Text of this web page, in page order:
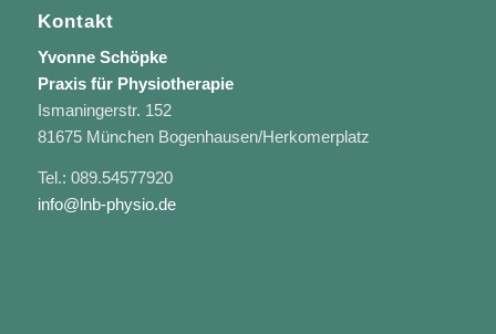
Kontakt
Yvonne Schöpke
Praxis für Physiotherapie
Ismaningerstr. 152
81675 München Bogenhausen/Herkomerplatz
Tel.: 089.54577920
info@lnb-physio.de